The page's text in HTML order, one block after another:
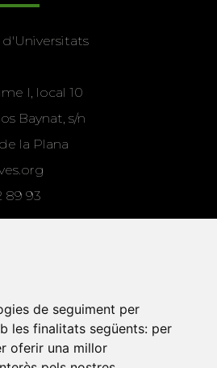
de seguiment per
les finalitats següents: per
oferir una millor
d'Universitats
I, local 10
Baynat, s/n
la Plana
89 93